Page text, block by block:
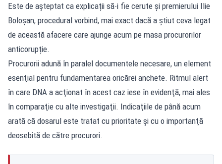
Este de așteptat ca explicații să-i fie cerute și premierului Ilie
Boloșan, procedural vorbind, mai exact dacă a știut ceva legat
de această afacere care ajunge acum pe masa procurorilor
anticorupție.
Procurorii adună în paralel documentele necesare, un element
esenţial pentru fundamentarea oricărei anchete. Ritmul alert
în care DNA a acţionat în acest caz iese în evidenţă, mai ales
în comparaţie cu alte investigaţii. Indicaţiile de până acum
arată că dosarul este tratat cu prioritate şi cu o importanţă
deosebită de către procurori.